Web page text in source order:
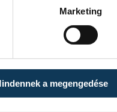
Marketing
a megengedése